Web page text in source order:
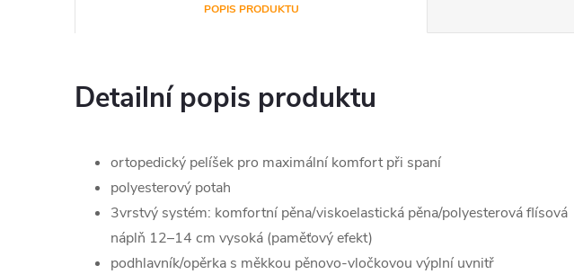
POPIS PRODUKTU
Detailní popis produktu
ortopedický pelíšek pro maximální komfort při spaní
polyesterový potah
3vrstvý systém: komfortní pěna/viskoelastická pěna/polyesterová flísová
náplň 12–14 cm vysoká (paměťový efekt)
podhlavník/opěrka s měkkou pěnovo-vločkovou výplní uvnitř